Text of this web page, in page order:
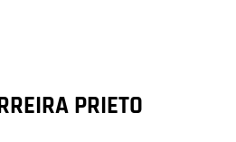
PRIETO